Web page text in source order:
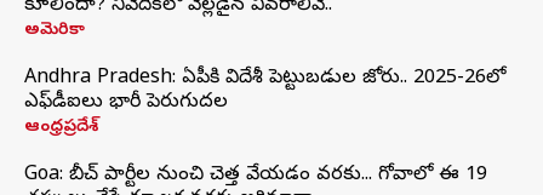
కూలిందా? నివేదికలో వెల్లడైన వివరాలివే..
అమెరికా
Andhra Pradesh: ఏపీకి విదేశీ పెట్టుబడుల జోరు.. 2025-26లో
ఎఫ్‌డీఐలు భారీ పెరుగుదల
ఆంధ్రప్రదేశ్
Goa: బీచ్ పార్టీల నుంచి చెత్త వేయడం వరకు... గోవాలో ఈ 19